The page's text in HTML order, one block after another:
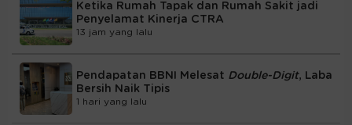
Ketika Rumah Tapak dan Rumah Sakit jadi
Penyelamat Kinerja CTRA
13 jam yang lalu
Pendapatan BBNI Melesat Double-Digit, Laba
Bersih Naik Tipis
1 hari yang lalu